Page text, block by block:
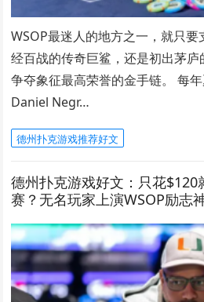
WSOP最迷人的地方之一，就只
经百战的传奇巨鲨，还是初出茅
争夺象征最高荣誉的金手链。 每
Daniel Negr…
德州扑克游戏推荐好文
德州扑克游戏好文：只花$120
赛？无名玩家上演WSOP励志